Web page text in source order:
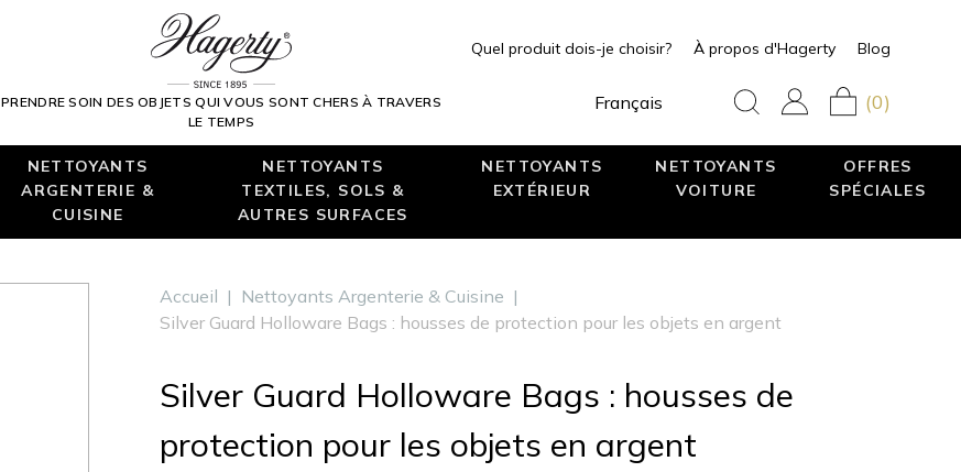
PRENDRE SOIN DES OBJETS QUI VOUS SONT CHERS À TRAVERS
LE TEMPS
Quel produit dois-je choisir? À propos d'Hagerty Blog
Français (0)
NETTOYANTS
ARGENTERIE &
CUISINE
NETTOYANTS
TEXTILES, SOLS &
AUTRES SURFACES
NETTOYANTS
EXTÉRIEUR
NETTOYANTS
VOITURE
OFFRES
SPÉCIALES
Accueil | Nettoyants Argenterie & Cuisine |
Silver Guard Holloware Bags : housses de protection pour les objets en argent
Silver Guard Holloware Bags : housses de
protection pour les objets en argent